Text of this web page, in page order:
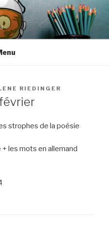
RIEDINGER
strophes de la poésie
les mots en allemand